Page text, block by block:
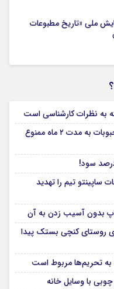
ملی «تاریخ مطبوعات
به نظرات کارشناسی است
اختصاصی|صادرات سیب زمینی و حبوبات به مدت ۲ ماه ممنوع
ساپینتو تیم را تهدید
بدون آسیب زدن به آن
روستای کنچی بستک پیدا
به تحریم‌ها مربوط است